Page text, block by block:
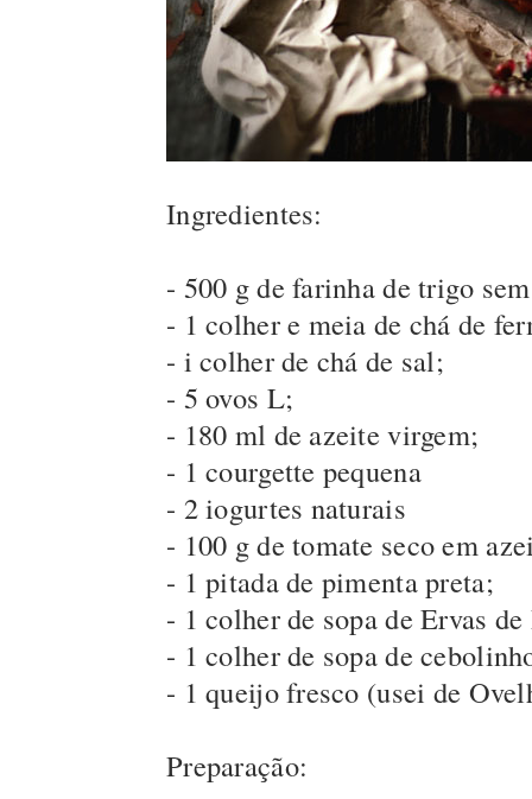
Ingredientes:
- 500 g de farinha de trigo
- 1 colher e meia de chá de
- i colher de chá de sal;
- 5 ovos L;
- 180 ml de azeite virgem;
- 1 courgette pequena
- 2 iogurtes naturais
- 100 g de tomate seco em
- 1 pitada de pimenta preta;
- 1 colher de sopa de Ervas
- 1 colher de sopa de
- 1 queijo fresco (usei de
Preparação: